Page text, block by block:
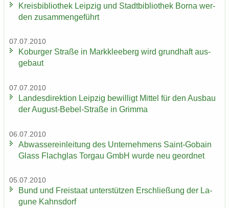
Kreis­bi­blio­thek Leip­zig und Stadt­bi­blio­thek Borna wer­
den zu­sam­men­ge­führt
07.07.2010
Ko­bur­ger Stra­ße in Mark­klee­berg wird grund­haft aus­
ge­baut
07.07.2010
Lan­des­di­rek­ti­on Leip­zig be­wil­ligt Mit­tel für den Aus­bau
der August-​Bebel-Straße in Grim­ma
06.07.2010
Ab­was­ser­ein­lei­tung des Un­ter­neh­mens Saint-​Gobain
Glass Flach­glas Tor­gau GmbH wurde neu ge­ord­net
05.07.2010
Bund und Frei­staat un­ter­stüt­zen Er­schlie­ßung der La­
gu­ne Kahns­dorf